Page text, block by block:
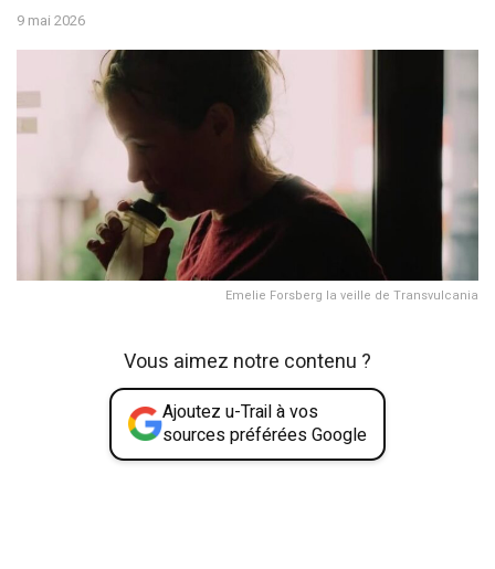
9 mai 2026
Emelie Forsberg la veille de Transvulcania
Vous aimez notre contenu ?
Ajoutez u-Trail à vos
sources préférées Google